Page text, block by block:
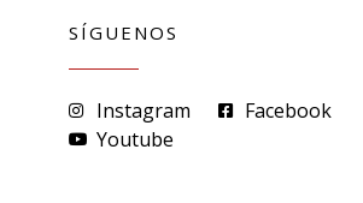
SÍGUENOS
Instagram
Facebook
Youtube